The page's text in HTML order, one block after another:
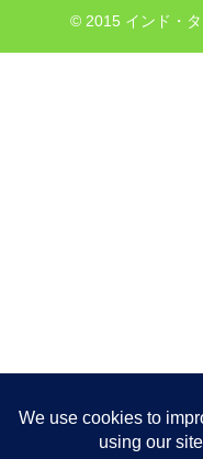
© 2015 インド・タ